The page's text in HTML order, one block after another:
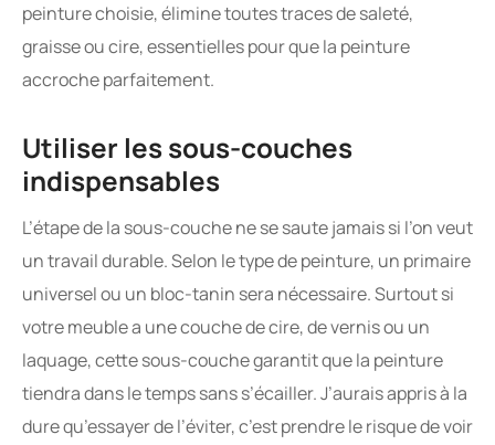
peinture choisie, élimine toutes traces de saleté,
graisse ou cire, essentielles pour que la peinture
accroche parfaitement.
Utiliser les sous-couches
indispensables
L’étape de la sous-couche ne se saute jamais si l’on veut
un travail durable. Selon le type de peinture, un primaire
universel ou un bloc-tanin sera nécessaire. Surtout si
votre meuble a une couche de cire, de vernis ou un
laquage, cette sous-couche garantit que la peinture
tiendra dans le temps sans s’écailler. J’aurais appris à la
dure qu’essayer de l’éviter, c’est prendre le risque de voir